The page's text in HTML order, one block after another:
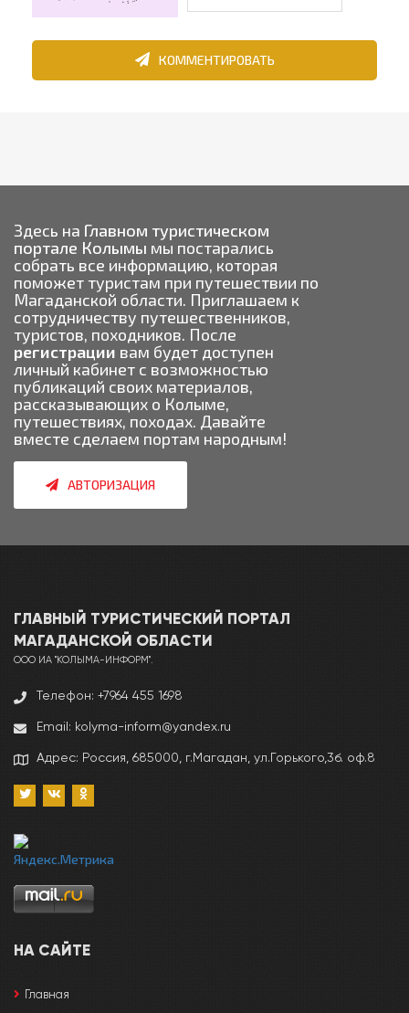
КОММЕНТИРОВАТЬ
Здесь на Главном туристическом
портале Колымы мы постарались
собрать все информацию, которая
поможет туристам при путешествии по
Магаданской области. Приглашаем к
сотрудничеству путешественников,
туристов, походников. После
регистрации вам будет доступен
личный кабинет с возможностью
публикаций своих материалов,
рассказывающих о Колыме,
путешествиях, походах. Давайте
вместе сделаем портам народным!
АВТОРИЗАЦИЯ
ГЛАВНЫЙ ТУРИСТИЧЕСКИЙ ПОРТАЛ
МАГАДАНCКОЙ ОБЛАСТИ
ООО ИА "КОЛЫМА-ИНФОРМ".
Телефон: +7964 455 1698
Email: kolyma-inform@yandex.ru
Адрес: Россия, 685000, г.Магадан, ул.Горького,3б. оф.8
НА САЙТЕ
Главная